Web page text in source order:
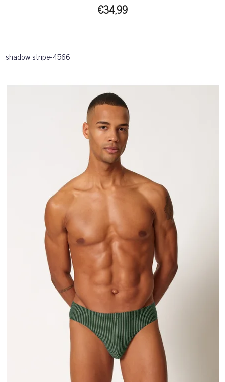
€34,99
shadow stripe-4566